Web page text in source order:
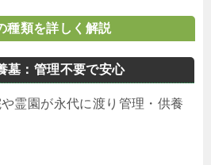
種類を詳しく解説
墓：管理不要で安心
霊園が永代に渡り管理・供養